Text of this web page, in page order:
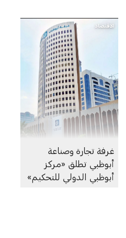
الاقتصاد
غرفة تجارة وصناعة
أبوظبي تطلق «مركز
أبوظبي الدولي للتحكيم»